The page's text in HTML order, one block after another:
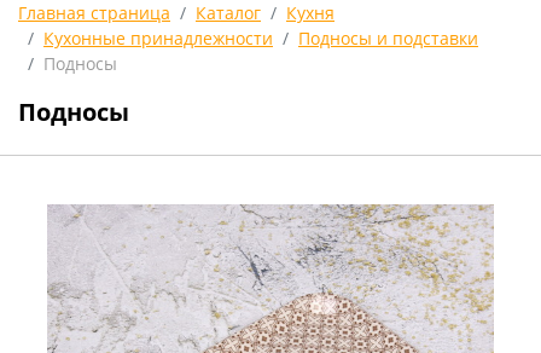
Главная страница Каталог
Кухня
Кухонные принадлежности
Подносы и подставки
Подносы
Подносы